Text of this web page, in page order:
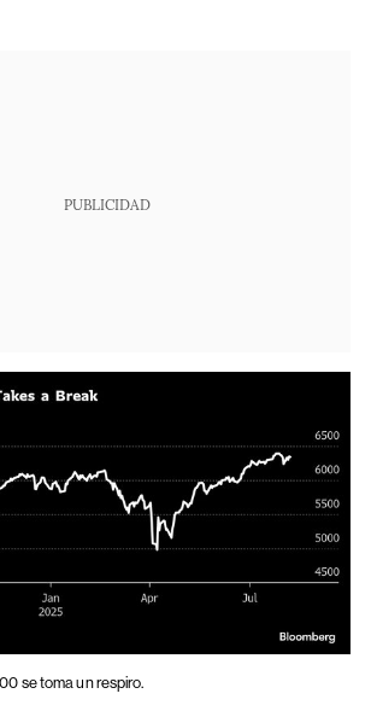
PUBLICIDAD
se toma un respiro.